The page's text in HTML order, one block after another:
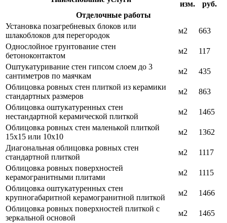
изм.
руб.
Отделочные работы
Установка позагребневых блоков или
шлакоблоков для перегородок
м2
663
Однослойное грунтование стен
бетоноконтактом
м2
117
Оштукатуривание стен гипсом слоем до 3
сантиметров по маячкам
м2
435
Облицовка ровных стен плиткой из керамики
стандартных размеров
м2
863
Облицовка оштукатуренных стен
нестандартной керамической плиткой
м2
1465
Облицовка ровных стен маленькой плиткой
15х15 или 10х10
м2
1362
Диагональная облицовка ровных стен
стандартной плиткой
м2
1117
Облицовка ровных поверхностей
керамогранитными плитами
м2
1115
Облицовка оштукатуренных стен
крупногабаритной керамогранитной плиткой
м2
1466
Облицовка ровных поверхностей плиткой с
зеркальной основой
м2
1465